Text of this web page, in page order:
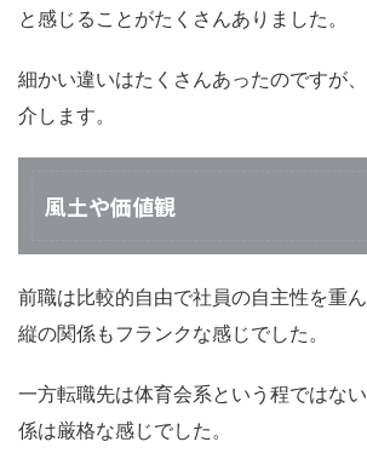
と感じることがたくさんありました。
細かい違いはたくさんあったのですが
介します。
風土や価値観
前職は比較的自由で社員の自主性を重ん
縦の関係もフランクな感じでした。
一方転職先は体育会系という程ではな
係は厳格な感じでした。